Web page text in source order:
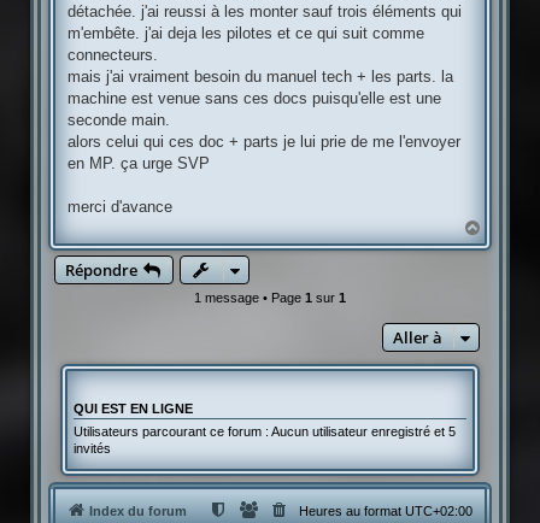
détachée. j'ai reussi à les monter sauf trois éléments qui
m'embête. j'ai deja les pilotes et ce qui suit comme
connecteurs.
mais j'ai vraiment besoin du manuel tech + les parts. la
machine est venue sans ces docs puisqu'elle est une
seconde main.
alors celui qui ces doc + parts je lui prie de me l'envoyer
en MP. ça urge SVP
merci d'avance
a
Répondre
1 message • Page 1 sur 1
Aller à
QUI EST EN LIGNE
Utilisateurs parcourant ce forum : Aucun utilisateur enregistré et 5
invités
Index du forum Heures au formatUTC+02:00